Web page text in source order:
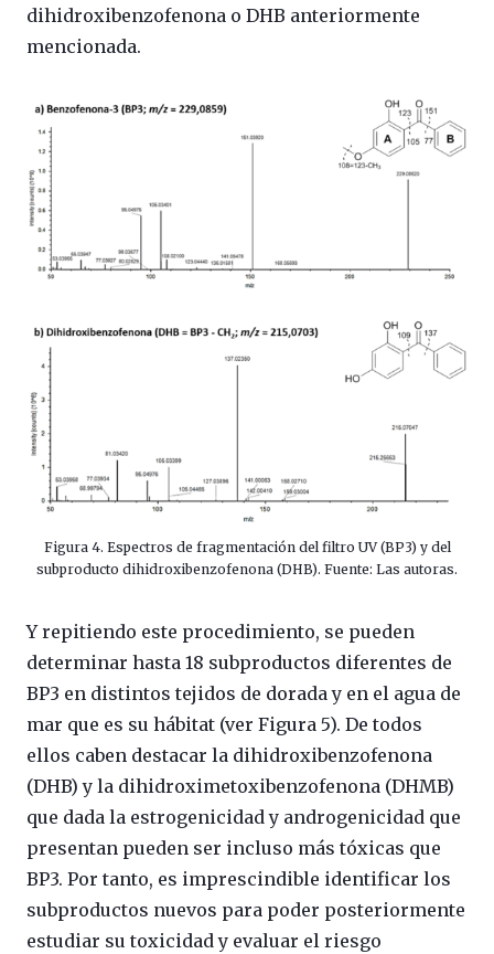
dihidroxibenzofenona o DHB anteriormente
mencionada.
Figura 4. Espectros de fragmentación del filtro UV (BP3) y del
subproducto dihidroxibenzofenona (DHB). Fuente: Las autoras.
Y repitiendo este procedimiento, se pueden
determinar hasta 18 subproductos diferentes de
BP3 en distintos tejidos de dorada y en el agua de
mar que es su hábitat (ver Figura 5). De todos
ellos caben destacar la dihidroxibenzofenona
(DHB) y la dihidroximetoxibenzofenona (DHMB)
que dada la estrogenicidad y androgenicidad que
presentan pueden ser incluso más tóxicas que
BP3. Por tanto, es imprescindible identificar los
subproductos nuevos para poder posteriormente
estudiar su toxicidad y evaluar el riesgo